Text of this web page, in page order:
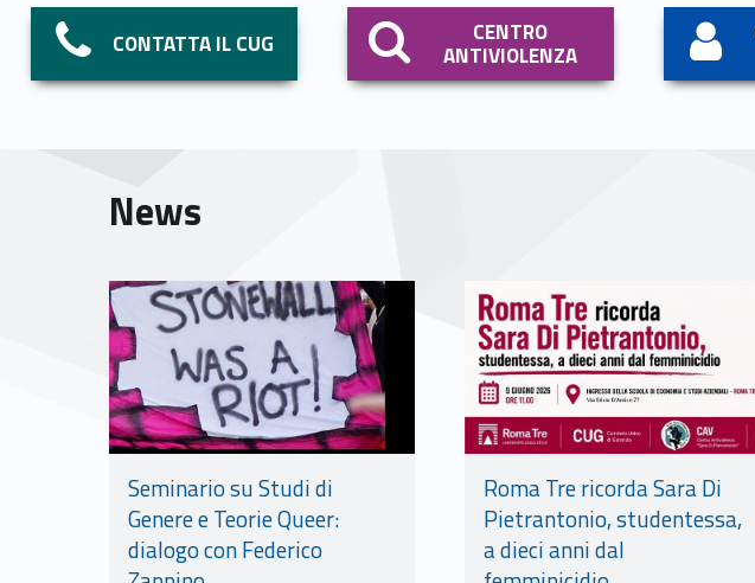
CONTATTA IL CUG CENTRO
ANTIVIOLENZA
News
Seminario su Studi di
Genere e Teorie Queer:
dialogo con Federico
Roma Tre ricorda Sara Di
Pietrantonio, studentessa,
a dieci anni dal